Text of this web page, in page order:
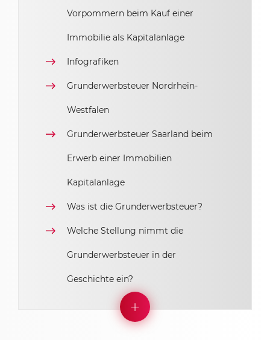
Vorpommern beim Kauf einer
Immobilie als Kapitalanlage
Infografiken
Grunderwerbsteuer Nordrhein-
Westfalen
Grunderwerbsteuer Saarland beim
Erwerb einer Immobilien
Kapitalanlage
Was ist die Grunderwerbsteuer?
Welche Stellung nimmt die
Grunderwerbsteuer in der
Geschichte ein?